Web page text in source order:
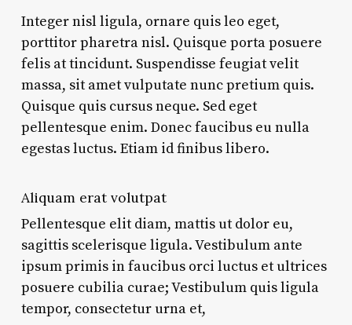
Integer nisl ligula, ornare quis leo eget,
porttitor pharetra nisl. Quisque porta posuere
felis at tincidunt. Suspendisse feugiat velit
massa, sit amet vulputate nunc pretium quis.
Quisque quis cursus neque. Sed eget
pellentesque enim. Donec faucibus eu nulla
egestas luctus. Etiam id finibus libero.
Aliquam erat volutpat
Pellentesque elit diam, mattis ut dolor eu,
sagittis scelerisque ligula. Vestibulum ante
ipsum primis in faucibus orci luctus et ultrices
posuere cubilia curae; Vestibulum quis ligula
tempor, consectetur urna et,